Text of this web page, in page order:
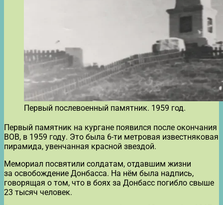
Первый послевоенный памятник. 1959 год.
Первый памятник на кургане появился после окончания
ВОВ, в 1959 году. Это была 6-ти метровая известняковая
пирамида, увенчанная красной звездой.
Мемориал посвятили солдатам, отдавшим жизни
за освобождение Донбасса. На нём была надпись,
говорящая о том, что в боях за Донбасс погибло свыше
23 тысяч человек.